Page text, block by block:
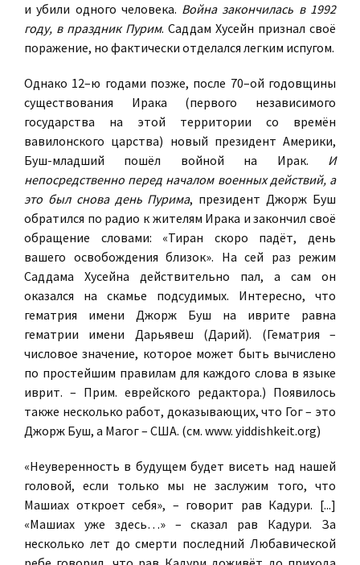
и убили одного человека. Война закончилась в 1992
году, в праздник Пурим. Саддам Хусейн признал своё
поражение, но фактически отделался легким испугом.
Однако 12–ю годами позже, после 70–ой годовщины
существования Ирака (первого независимого
государства на этой территории со времён
вавилонского царства) новый президент Америки,
Буш-младший пошёл войной на Ирак. И
непосредственно перед началом военных действий, а
это был снова день Пурима, президент Джорж Буш
обратился по радио к жителям Ирака и закончил своё
обращение словами: «Тиран скоро падёт, день
вашего освобождения близок». На сей раз режим
Саддама Хусейна действительно пал, а сам он
оказался на скамье подсудимых. Интересно, что
гематрия имени Джорж Буш на иврите равна
гематрии имени Дарьявеш (Дарий). (Гематрия –
числовое значение, которое может быть вычислено
по простейшим правилам для каждого слова в языке
иврит. – Прим. еврейского редактора.) Появилось
также несколько работ, доказывающих, что Гог – это
Джорж Буш, а Магог – США. (см. www. yiddishkeit.org)
«Неуверенность в будущем будет висеть над нашей
головой, если только мы не заслужим того, что
Машиах откроет себя», – говорит рав Кадури. [...]
«Машиах уже здесь…» – сказал рав Кадури. За
несколько лет до смерти последний Любавической